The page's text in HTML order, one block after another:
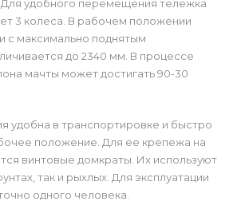
удобного перемещения тележка
3 колеса. В рабочем положении
с максимально поднятым
до 2340 мм. В процессе
мачты может достигать 90-30
удобна в транспортировке и быстро
положение. Для ее крепежа на
винтовые домкраты. Их используют
так и рыхлых. Для эксплуатации
одного человека.